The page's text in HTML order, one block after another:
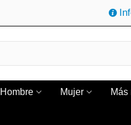
Hombre Mujer Más